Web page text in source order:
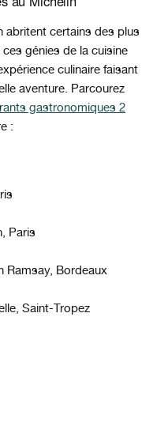
abritent certains des plus
génies de la cuisine
culinaire faisant
aventure. Parcourez
gastronomiques 2
:
Paris
Ramsay, Bordeaux
Saint-Tropez